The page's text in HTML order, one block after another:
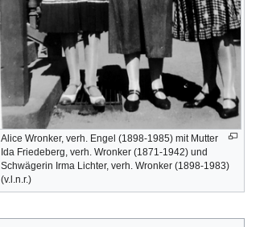
Alice Wronker, verh. Engel (1898-1985) mit Mutter
Ida Friedeberg, verh. Wronker (1871-1942) und
Schwägerin Irma Lichter, verh. Wronker (1898-1983)
(v.l.n.r.)